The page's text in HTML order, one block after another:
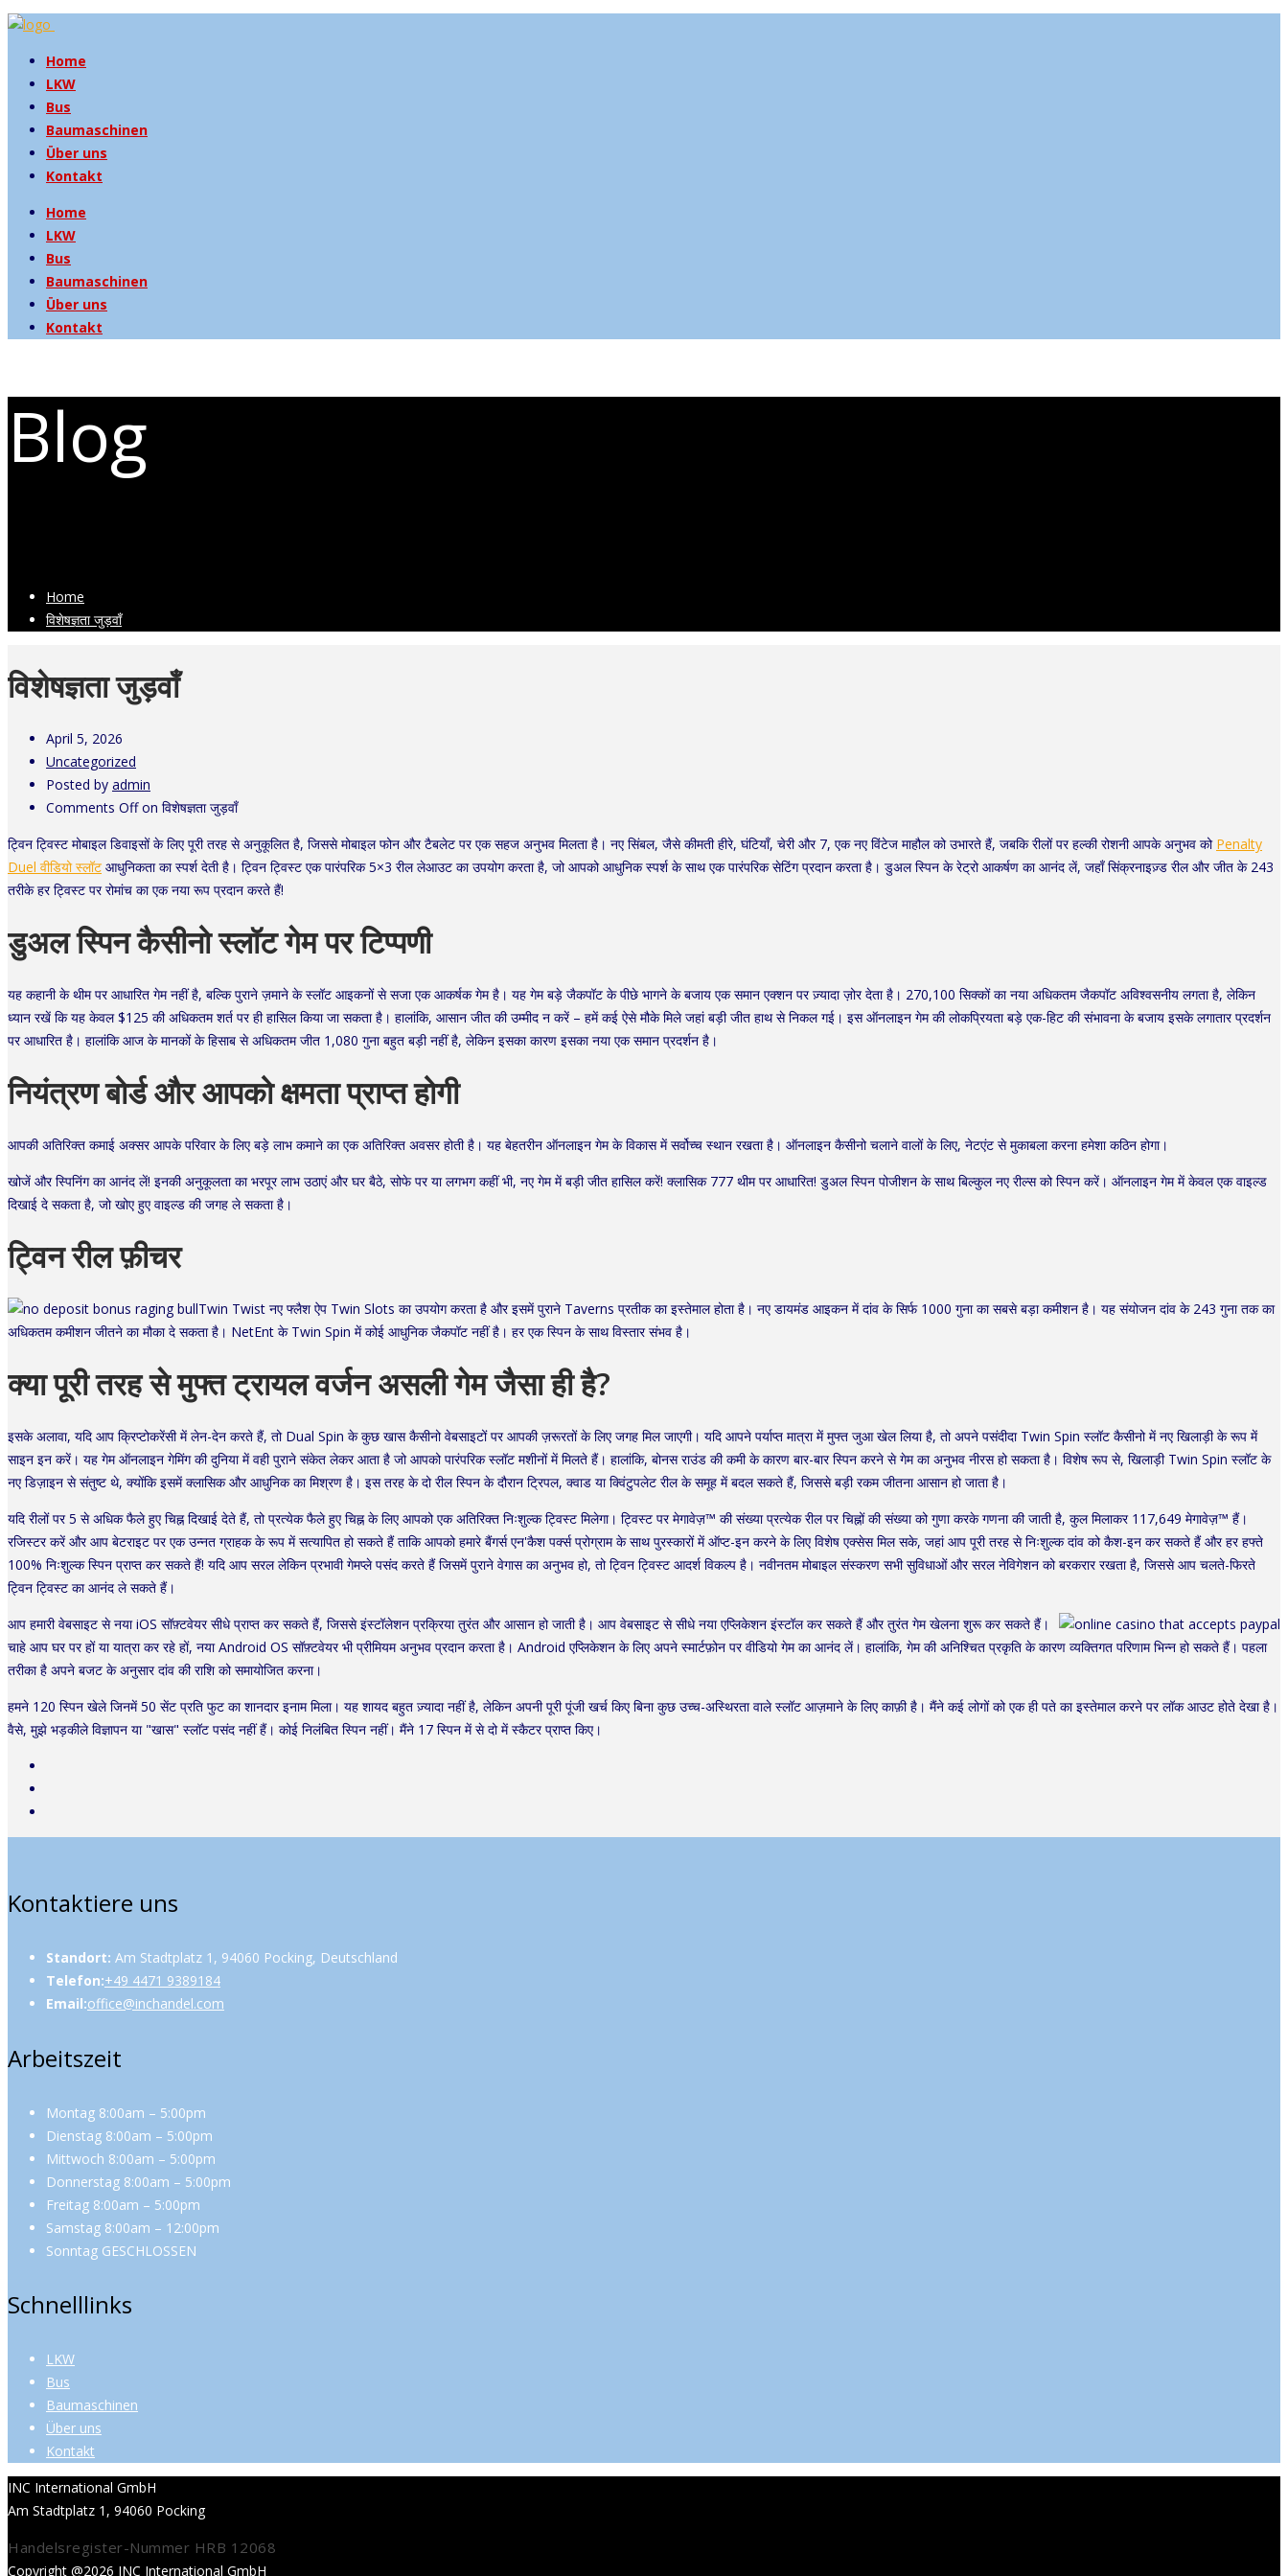
Home
LKW
Bus
Baumaschinen
Über uns
Kontakt
Home
LKW
Bus
Baumaschinen
Über uns
Kontakt
Blog
Home
विशेषज्ञता जुड़वाँ
विशेषज्ञता जुड़वाँ
April 5, 2026
Uncategorized
Posted by admin
Comments Offon विशेषज्ञता जुड़वाँ
ट्विन ट्विस्ट मोबाइल डिवाइसों के लिए पूरी तरह से अनुकूलित है, जिससे मोबाइल फोन और टैबलेट पर एक सहज अनुभव मिलता है। नए सिंबल, जैसे कीमती हीरे, घंटियाँ, चेरी और 7, एक नए विंटेज माहौल को उभारते हैं, जबकि रीलों पर हल्की रोशनी आपके अनुभव को Penalty
Duel वीडियो स्लॉट आधुनिकता का स्पर्श देती है। ट्विन ट्विस्ट एक पारंपरिक 5×3 रील लेआउट का उपयोग करता है, जो आपको आधुनिक स्पर्श के साथ एक पारंपरिक सेटिंग प्रदान करता है। डुअल स्पिन के रेट्रो आकर्षण का आनंद लें, जहाँ सिंक्रनाइज़्ड रील और जीत के 243
तरीके हर ट्विस्ट पर रोमांच का एक नया रूप प्रदान करते हैं!
डुअल स्पिन कैसीनो स्लॉट गेम पर टिप्पणी
यह कहानी के थीम पर आधारित गेम नहीं है, बल्कि पुराने ज़माने के स्लॉट आइकनों से सजा एक आकर्षक गेम है। यह गेम बड़े जैकपॉट के पीछे भागने के बजाय एक समान एक्शन पर ज़्यादा ज़ोर देता है। 270,100 सिक्कों का नया अधिकतम जैकपॉट अविश्वसनीय लगता है, लेकिन
ध्यान रखें कि यह केवल $125 की अधिकतम शर्त पर ही हासिल किया जा सकता है। हालांकि, आसान जीत की उम्मीद न करें – हमें कई ऐसे मौके मिले जहां बड़ी जीत हाथ से निकल गई। इस ऑनलाइन गेम की लोकप्रियता बड़े एक-हिट की संभावना के बजाय इसके लगातार प्रदर्शन
पर आधारित है। हालांकि आज के मानकों के हिसाब से अधिकतम जीत 1,080 गुना बहुत बड़ी नहीं है, लेकिन इसका कारण इसका नया एक समान प्रदर्शन है।
नियंत्रण बोर्ड और आपको क्षमता प्राप्त होगी
आपकी अतिरिक्त कमाई अक्सर आपके परिवार के लिए बड़े लाभ कमाने का एक अतिरिक्त अवसर होती है। यह बेहतरीन ऑनलाइन गेम के विकास में सर्वोच्च स्थान रखता है। ऑनलाइन कैसीनो चलाने वालों के लिए, नेटएंट से मुकाबला करना हमेशा कठिन होगा।
खोजें और स्पिनिंग का आनंद लें! इनकी अनुकूलता का भरपूर लाभ उठाएं और घर बैठे, सोफे पर या लगभग कहीं भी, नए गेम में बड़ी जीत हासिल करें! क्लासिक 777 थीम पर आधारित! डुअल स्पिन पोजीशन के साथ बिल्कुल नए रील्स को स्पिन करें। ऑनलाइन गेम में केवल एक वाइल्ड
दिखाई दे सकता है, जो खोए हुए वाइल्ड की जगह ले सकता है।
ट्विन रील फ़ीचर
Twin Twist नए फ्लैश ऐप Twin Slots का उपयोग करता है और इसमें पुराने Taverns प्रतीक का इस्तेमाल होता है। नए डायमंड आइकन में दांव के सिर्फ 1000 गुना का सबसे बड़ा कमीशन है। यह संयोजन दांव के 243 गुना तक का
अधिकतम कमीशन जीतने का मौका दे सकता है। NetEnt के Twin Spin में कोई आधुनिक जैकपॉट नहीं है। हर एक स्पिन के साथ विस्तार संभव है।
क्या पूरी तरह से मुफ्त ट्रायल वर्जन असली गेम जैसा ही है?
इसके अलावा, यदि आप क्रिप्टोकरेंसी में लेन-देन करते हैं, तो Dual Spin के कुछ खास कैसीनो वेबसाइटों पर आपकी ज़रूरतों के लिए जगह मिल जाएगी। यदि आपने पर्याप्त मात्रा में मुफ्त जुआ खेल लिया है, तो अपने पसंदीदा Twin Spin स्लॉट कैसीनो में नए खिलाड़ी के रूप में
साइन इन करें। यह गेम ऑनलाइन गेमिंग की दुनिया में वही पुराने संकेत लेकर आता है जो आपको पारंपरिक स्लॉट मशीनों में मिलते हैं। हालांकि, बोनस राउंड की कमी के कारण बार-बार स्पिन करने से गेम का अनुभव नीरस हो सकता है। विशेष रूप से, खिलाड़ी Twin Spin स्लॉट के
नए डिज़ाइन से संतुष्ट थे, क्योंकि इसमें क्लासिक और आधुनिक का मिश्रण है। इस तरह के दो रील स्पिन के दौरान ट्रिपल, क्वाड या क्विंटुपलेट रील के समूह में बदल सकते हैं, जिससे बड़ी रकम जीतना आसान हो जाता है।
यदि रीलों पर 5 से अधिक फैले हुए चिह्न दिखाई देते हैं, तो प्रत्येक फैले हुए चिह्न के लिए आपको एक अतिरिक्त निःशुल्क ट्विस्ट मिलेगा। ट्विस्ट पर मेगावेज़™ की संख्या प्रत्येक रील पर चिह्नों की संख्या को गुणा करके गणना की जाती है, कुल मिलाकर 117,649 मेगावेज़™ हैं।
रजिस्टर करें और आप बेटराइट पर एक उन्नत ग्राहक के रूप में सत्यापित हो सकते हैं ताकि आपको हमारे बैंगर्स एन'कैश पर्क्स प्रोग्राम के साथ पुरस्कारों में ऑप्ट-इन करने के लिए विशेष एक्सेस मिल सके, जहां आप पूरी तरह से निःशुल्क दांव को कैश-इन कर सकते हैं और हर हफ्ते
100% निःशुल्क स्पिन प्राप्त कर सकते हैं! यदि आप सरल लेकिन प्रभावी गेमप्ले पसंद करते हैं जिसमें पुराने वेगास का अनुभव हो, तो ट्विन ट्विस्ट आदर्श विकल्प है। नवीनतम मोबाइल संस्करण सभी सुविधाओं और सरल नेविगेशन को बरकरार रखता है, जिससे आप चलते-फिरते
ट्विन ट्विस्ट का आनंद ले सकते हैं।
आप हमारी वेबसाइट से नया iOS सॉफ़्टवेयर सीधे प्राप्त कर सकते हैं, जिससे इंस्टॉलेशन प्रक्रिया तुरंत और आसान हो जाती है। आप वेबसाइट से सीधे नया एप्लिकेशन इंस्टॉल कर सकते हैं और तुरंत गेम खेलना शुरू कर सकते हैं।
चाहे आप घर पर हों या यात्रा कर रहे हों, नया Android OS सॉफ़्टवेयर भी प्रीमियम अनुभव प्रदान करता है। Android एप्लिकेशन के लिए अपने स्मार्टफ़ोन पर वीडियो गेम का आनंद लें। हालांकि, गेम की अनिश्चित प्रकृति के कारण व्यक्तिगत परिणाम भिन्न हो सकते हैं। पहला
तरीका है अपने बजट के अनुसार दांव की राशि को समायोजित करना।
हमने 120 स्पिन खेले जिनमें 50 सेंट प्रति फुट का शानदार इनाम मिला। यह शायद बहुत ज़्यादा नहीं है, लेकिन अपनी पूरी पूंजी खर्च किए बिना कुछ उच्च-अस्थिरता वाले स्लॉट आज़माने के लिए काफ़ी है। मैंने कई लोगों को एक ही पते का इस्तेमाल करने पर लॉक आउट होते देखा है।
वैसे, मुझे भड़कीले विज्ञापन या "खास" स्लॉट पसंद नहीं हैं। कोई निलंबित स्पिन नहीं। मैंने 17 स्पिन में से दो में स्कैटर प्राप्त किए।
Kontaktiere uns
Standort: Am Stadtplatz 1, 94060 Pocking, Deutschland
Telefon:+49 4471 9389184
Email:office@inchandel.com
Arbeitszeit
Montag 8:00am – 5:00pm
Dienstag 8:00am – 5:00pm
Mittwoch 8:00am – 5:00pm
Donnerstag 8:00am – 5:00pm
Freitag 8:00am – 5:00pm
Samstag 8:00am – 12:00pm
Sonntag GESCHLOSSEN
Schnelllinks
LKW
Bus
Baumaschinen
Über uns
Kontakt
INC International GmbH
Am Stadtplatz 1, 94060 Pocking
Handelsregister-Nummer HRB 12068
Copyright @2026 INC International GmbH